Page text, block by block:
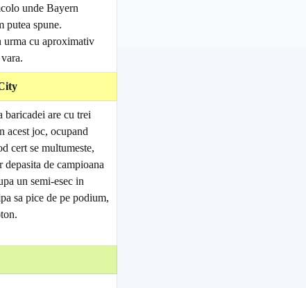
unde Bayern
putea spune.
urma cu aproximativ
baricadei are cu trei
acest joc, ocupand
cert se multumeste,
depasita de campioana
un semi-esec in
sa pice de pe podium,